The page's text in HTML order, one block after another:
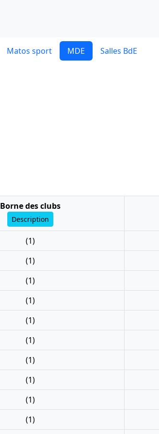
Matos sport MDE Salles BdE
Borne des clubs
Description
(1)
(1)
(1)
(1)
(1)
(1)
(1)
(1)
(1)
(1)